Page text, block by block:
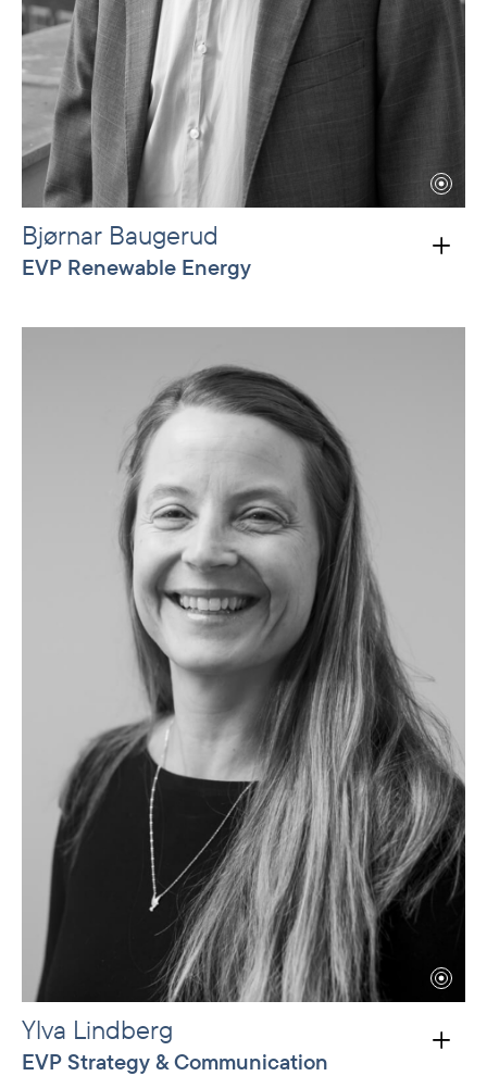
Bjørnar Baugerud
EVP Renewable Energy
Norwegian School of Economics (NHH) and is a
Chartered Financial Analyst (CFA). He began his
career in the Norwegian Army in 1995 and later
worked at Elkem and KPMG, where he
managed financial due diligence and M&A
advisory projects. From 2008 to 2019, he held
several senior investment roles at Norfund,
including Head of the Climate Investment Fund,
managing renewable energy investments
across emerging markets. He has also
completed Ph.D. coursework in financial
economics at NHH and an Executive Board
Program at INSEAD.
Ylva Lindberg
EVP Strategy & Communication